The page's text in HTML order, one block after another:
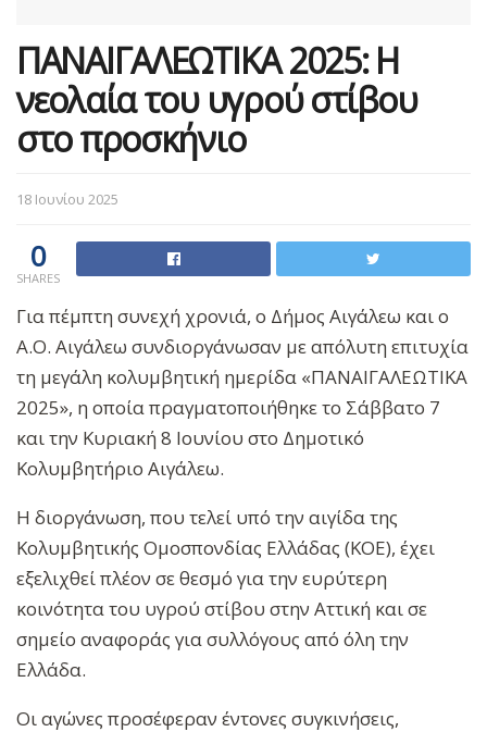
ΠΑΝΑΙΓΑΛΕΩΤΙΚΑ 2025: Η
νεολαία του υγρού στίβου
στο προσκήνιο
18 Ιουνίου 2025
0
SHARES
Για πέμπτη συνεχή χρονιά, ο Δήμος Αιγάλεω και ο
Α.Ο. Αιγάλεω συνδιοργάνωσαν με απόλυτη επιτυχία
τη μεγάλη κολυμβητική ημερίδα «ΠΑΝΑΙΓΑΛΕΩΤΙΚΑ
2025», η οποία πραγματοποιήθηκε το Σάββατο 7
και την Κυριακή 8 Ιουνίου στο Δημοτικό
Κολυμβητήριο Αιγάλεω.
Η διοργάνωση, που τελεί υπό την αιγίδα της
Κολυμβητικής Ομοσπονδίας Ελλάδας (ΚΟΕ), έχει
εξελιχθεί πλέον σε θεσμό για την ευρύτερη
κοινότητα του υγρού στίβου στην Αττική και σε
σημείο αναφοράς για συλλόγους από όλη την
Ελλάδα.
Οι αγώνες προσέφεραν έντονες συγκινήσεις,